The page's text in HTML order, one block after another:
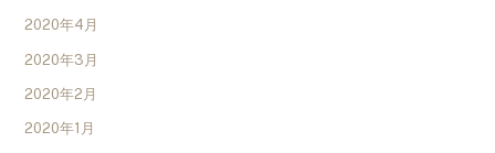
2020年4月
2020年3月
2020年2月
2020年1月